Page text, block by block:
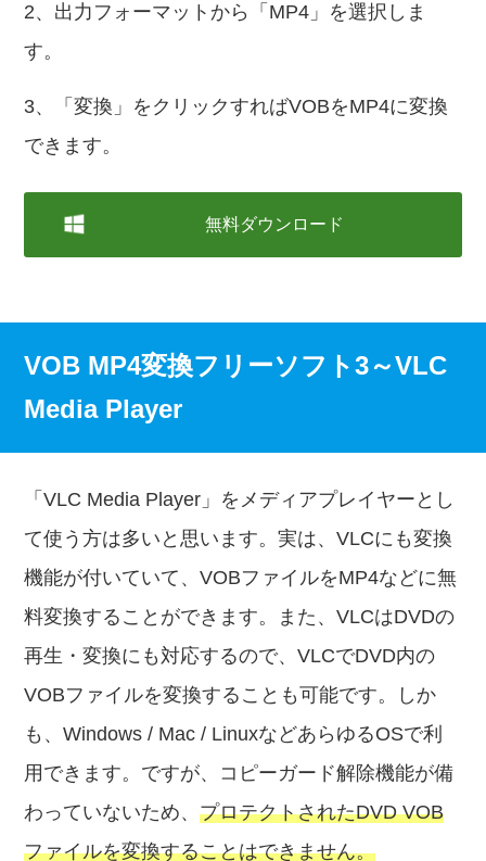
2、出力フォーマットから「MP4」を選択しま
す。
3、「変換」をクリックすればVOBをMP4に変換
できます。
無料ダウンロード
VOB MP4変換フリーソフト3～VLC
Media Player
「VLC Media Player」をメディアプレイヤーとし
て使う方は多いと思います。実は、VLCにも変換
機能が付いていて、VOBファイルをMP4などに無
料変換することができます。また、VLCはDVDの
再生・変換にも対応するので、VLCでDVD内の
VOBファイルを変換することも可能です。しか
も、Windows / Mac / LinuxなどあらゆるOSで利
用できます。ですが、コピーガード解除機能が備
わっていないため、プロテクトされたDVD VOB
ファイルを変換することはできません。